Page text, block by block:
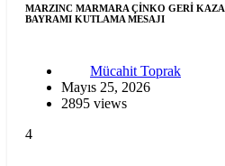
MARZINC MARMARA ÇİNKO GERİ
BAYRAMI KUTLAMA MESAJI
Mücahit Toprak
Mayıs 25, 2026
2895 views
4